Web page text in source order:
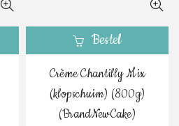
Bestel
Crème Chantilly Mix
(klopschuim) (800g)
(BrandNewCake)